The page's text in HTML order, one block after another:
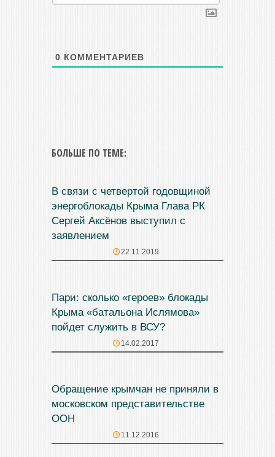
0 КОММЕНТАРИЕВ
БОЛЬШЕ ПО ТЕМЕ:
В связи с четвертой годовщиной
энергоблокады Крыма Глава РК
Сергей Аксёнов выступил с
заявлением
22.11.2019
Пари: сколько «героев» блокады
Крыма «батальона Ислямова»
пойдет служить в ВСУ?
14.02.2017
Обращение крымчан не приняли в
московском представительстве
ООН
11.12.2016